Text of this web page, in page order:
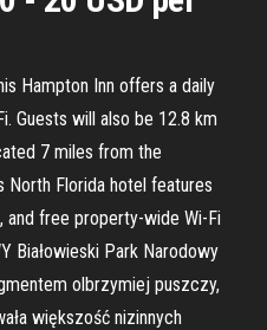
Hampton Inn offers a daily
Guests will also be 12.8 km
7 miles from the
North Florida hotel features
and free property-wide Wi-Fi
Białowieski Park Narodowy
olbrzymiej puszczy,
większość nizinnych